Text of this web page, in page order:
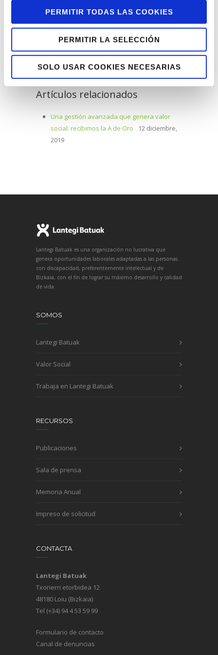
PERMITIR TODAS LAS COOKIES
PERMITIR LA SELECCIÓN
SOLO USAR COOKIES NECESARIAS
Pinterest
Google+
LinkedIn
Artículos relacionados
Una gestión avanzada que genera valor
social: recibimos la A de Oro
12 diciembre,
2019
Lantegi Batuak es una organización no lucrativa que
genera oportunidades laborales adaptadas a las personas
con discapacidad, preferentemente intelectual y de
Bizkaia, con el fin de lograr su máximo desarrollo y calidad
de vida.
SOMOS
Lantegi Batuak
Valor Social
Trabaja en Lantegi Batuak
RECURSOS
Publicaciones
Sala de prensa
Memoria Anual
Impreso de solicitud
CONTACTA
Lantegi Batuak
Txorierri etorbidea 12
48180 Loiu (Bizkaia)
Tel (+34) 94 4 53 59 99
Formulario de contacto
Canal de denuncias